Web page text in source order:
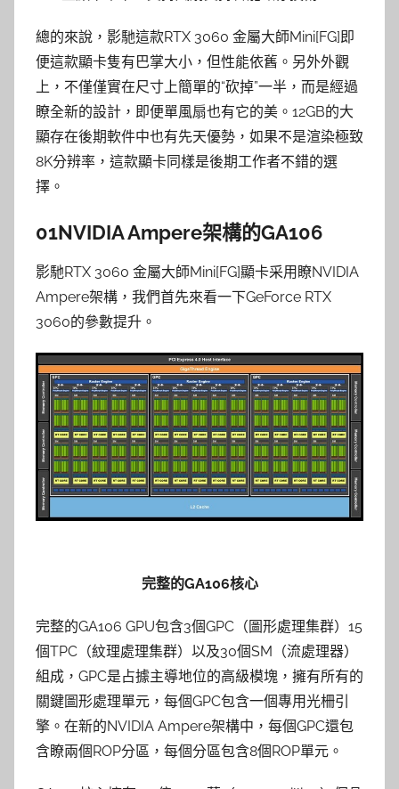
總的來說，影馳這款RTX 3060 金屬大師Mini[FG]即
便這款顯卡隻有巴掌大小，但性能依舊。另外外觀
上，不僅僅實在尺寸上簡單的“砍掉”一半，而是經過
瞭全新的設計，即便單風扇也有它的美。12GB的大
顯存在後期軟件中也有先天優勢，如果不是渲染極致
8K分辨率，這款顯卡同樣是後期工作者不錯的選
擇。
01NVIDIA Ampere架構的GA106
影馳RTX 3060 金屬大師Mini[FG]顯卡采用瞭NVIDIA
Ampere架構，我們首先來看一下GeForce RTX
3060的參數提升。
完整的GA106核心
完整的GA106 GPU包含3個GPC（圖形處理集群）15
個TPC（紋理處理集群）以及30個SM（流處理器）
組成，GPC是占據主導地位的高級模塊，擁有所有的
關鍵圖形處理單元，每個GPC包含一個專用光柵引
擎。在新的NVIDIA Ampere架構中，每個GPC還包
含瞭兩個ROP分區，每個分區包含8個ROP單元。